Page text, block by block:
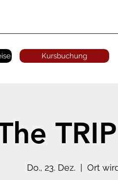
Kursbuchung
Do., 23. Dez. Ort